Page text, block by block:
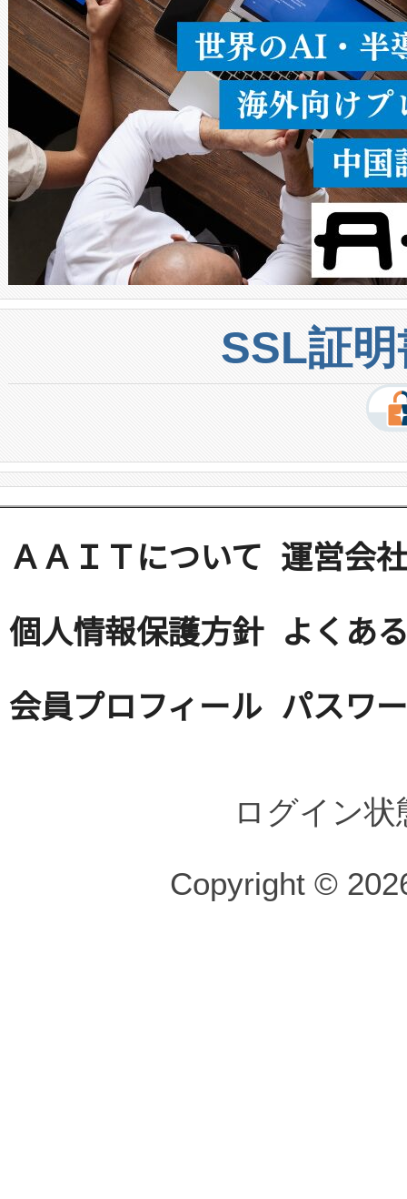
密度なスキャ […]
SSL証
ＡＡＩＴについて 運営会社
個人情報保護方針 よくあ
会員プロフィール パスワ
ログイン
Copyright ©